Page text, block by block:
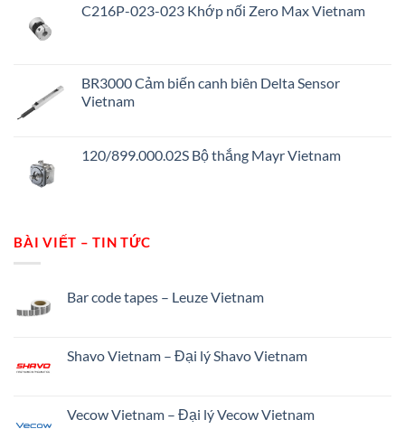
C216P-023-023 Khớp nối Zero Max Vietnam
BR3000 Cảm biến canh biên Delta Sensor
Vietnam
120/899.000.02S Bộ thắng Mayr Vietnam
BÀI VIẾT – TIN TỨC
Bar code tapes – Leuze Vietnam
Shavo Vietnam – Đại lý Shavo Vietnam
Vecow Vietnam – Đại lý Vecow Vietnam